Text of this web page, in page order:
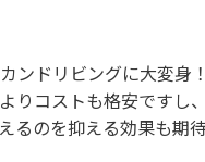
ンドリビングに大変身
りコストも格安ですし
のを抑える効果も期待